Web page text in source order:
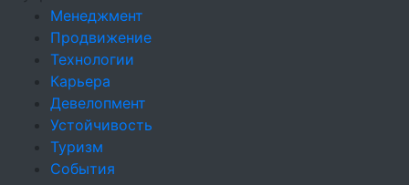
Менеджмент
Продвижение
Технологии
Карьера
Девелопмент
Устойчивость
Туризм
События